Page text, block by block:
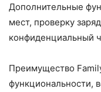
Дополнительные
мест, проверку
конфиденциальный
Преимущество
функциональности,